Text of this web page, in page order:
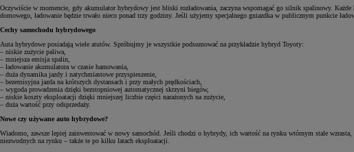
Oczywiście w momencie, gdy akumulator hybrydowy jest bliski rozładowania, zaczyna wspomagać go silnik spalinowy.
domowego, ładowanie będzie trwało nieco ponad trzy godziny. Jeśli użyjemy specjalnego gniazdka w publicznym punkcie
Cechy samochodu hybrydowego
Auta hybrydowe posiadają wiele atutów. Spróbujmy je wszystkie podsumować na przykładzie hybryd Toyoty:
– niskie zużycie paliwa,
– mniejsza emisja spalin,
– ładowanie akumulatora w czasie hamowania,
– duża dynamika jazdy i natychmiastowe przyspieszenie,
– bezemisyjna jazda na krótszych dystansach i przy małych prędkościach,
– wygoda prowadzenia dzięki bezstopniowej automatycznej skrzyni biegów,
– niskie koszty eksploatacji dzięki mniejszej liczbie części narażonych na zużycie,
– duża wartość przy odsprzedaży.
Nowe czy używane auto hybrydowe?
Wiadomo, zawsze lepiej zainwestować w nowy samochód. Jeśli chodzi o hybrydy, ich wartość na rynku wtórnym stale
niezwodnych na rynku – także te po kilku latach eksploatacji.